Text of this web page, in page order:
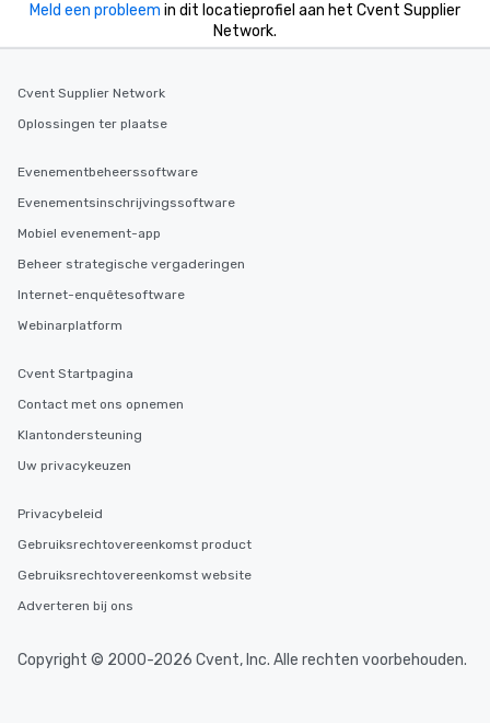
Meld een probleem in dit locatieprofiel aan het Cvent Supplier
Network.
Cvent Supplier Network
Oplossingen ter plaatse
Evenementbeheerssoftware
Evenementsinschrijvingssoftware
Mobiel evenement-app
Beheer strategische vergaderingen
Internet-enquêtesoftware
Webinarplatform
Cvent Startpagina
Contact met ons opnemen
Klantondersteuning
Uw privacykeuzen
Privacybeleid
Gebruiksrechtovereenkomst product
Gebruiksrechtovereenkomst website
Adverteren bij ons
Copyright © 2000-2026 Cvent, Inc. Alle rechten voorbehouden.